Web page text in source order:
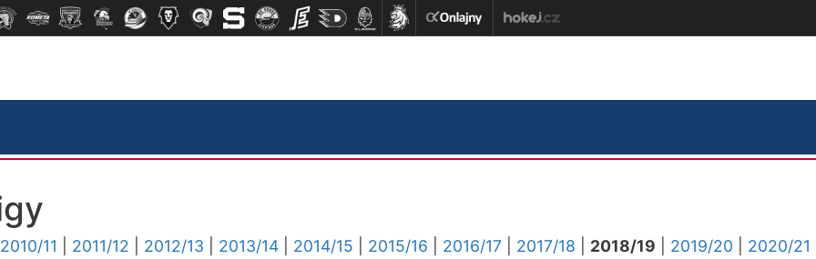
2010/11 2011/12 2012/13 2013/14 2014/15 2015/16 2016/17 2017/18 2018/19 2019/20
2020/21